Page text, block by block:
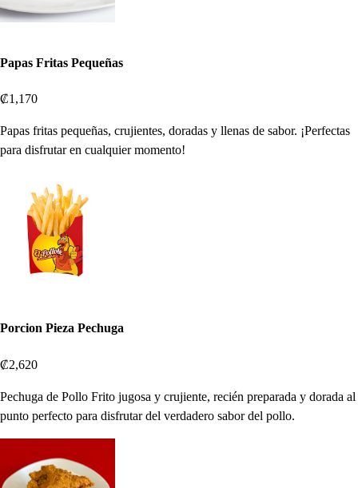
Papas Fritas Pequeñas
₡1,170
Papas fritas pequeñas, crujientes, doradas y llenas de sabor. ¡Perfectas
para disfrutar en cualquier momento!
Porcion Pieza Pechuga
₡2,620
Pechuga de Pollo Frito jugosa y crujiente, recién preparada y dorada al
punto perfecto para disfrutar del verdadero sabor del pollo.